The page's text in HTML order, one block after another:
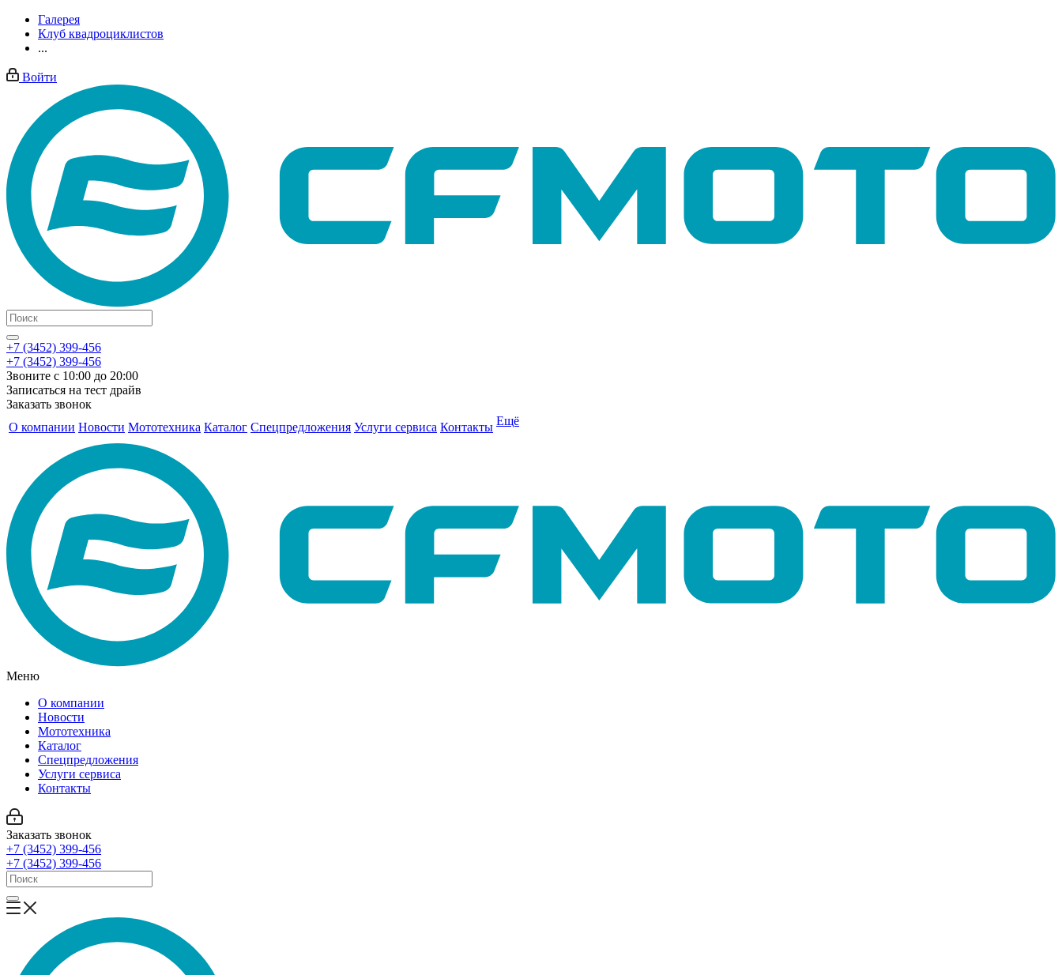
Галерея
Клуб квадроциклистов
...
Войти
+7 (3452) 399-456
+7 (3452) 399-456
Звоните с 10:00 до 20:00
Записаться на тест драйв
Заказать звонок
О компании Новости Мототехника Каталог Спецпредложения Услуги сервиса Контакты Ещё
Меню
О компании
Новости
Мототехника
Каталог
Спецпредложения
Услуги сервиса
Контакты
Заказать звонок
+7 (3452) 399-456
+7 (3452) 399-456